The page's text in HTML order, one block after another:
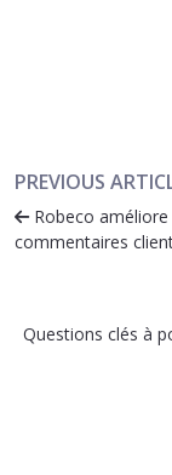
PREVIOUS
Robeco améliore
commentaires
Questions clés à